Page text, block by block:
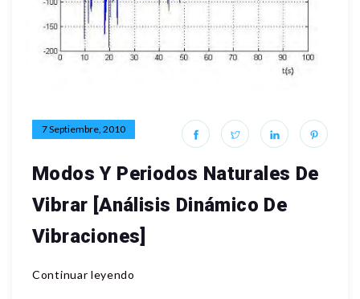
7 Septiembre, 2010
Modos Y Periodos Naturales De
Vibrar [Análisis Dinámico De
Vibraciones]
Continuar leyendo